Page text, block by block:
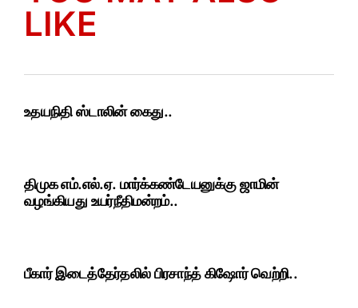
LIKE
உதயநிதி ஸ்டாலின் கைது..
திமுக எம்.எல்.ஏ. மார்க்கண்டேயனுக்கு ஜாமின்
வழங்கியது உயர்நீதிமன்றம்..
பீகார் இடைத்தேர்தலில் பிரசாந்த் கிஷோர் வெற்றி..